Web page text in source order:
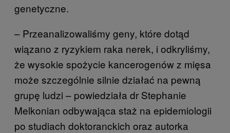
genetyczne.
– Przeanalizowaliśmy geny, które dotąd
wiązano z ryzykiem raka nerek, i odkryliśmy,
że wysokie spożycie kancerogenów z mięsa
może szczególnie silnie działać na pewną
grupę ludzi – powiedziała dr Stephanie
Melkonian odbywająca staż na epidemiologii
po studiach doktoranckich oraz autorka